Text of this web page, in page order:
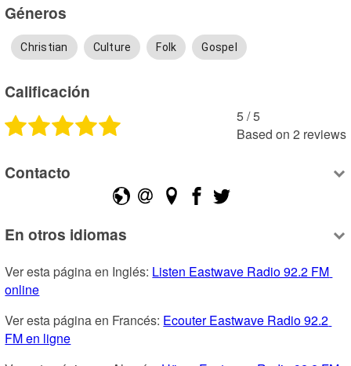
Géneros
Christian Culture Folk Gospel
Calificación
5 /5
Based on 2 reviews
Contacto
En otros idiomas
Ver esta página en Inglés: Listen Eastwave Radio 92.2 FM
online
Ver esta página en Francés: Ecouter Eastwave Radio 92.2
FM en ligne